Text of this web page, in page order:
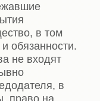
в том
обязанности.
не входят
в
право на